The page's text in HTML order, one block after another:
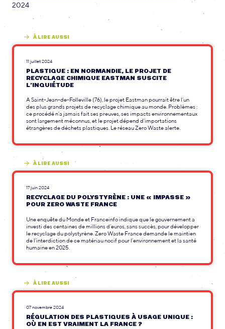
2024
À LIRE AUSSI
11 juillet 2024
PLASTIQUE : EN NORMANDIE, LE PROJET DE
RECYCLAGE CHIMIQUE EASTMAN SUSCITE
L’INQUIÉTUDE
A Saint-Jean-de-Folleville (76), le projet Eastman pourrait être l’un
des plus grands projets de recyclage chimique au monde. Problèmes :
ce procédé n’a jamais fait ses preuves, ses impacts environnementaux
sont largement méconnus, et le projet dépend d’importations
étrangères de déchets plastiques. Le réseau Zero Waste alerte.
À LIRE AUSSI
17 juin 2024
RECYCLAGE DU POLYSTYRÈNE : UNE « IMPASSE »
POUR ZERO WASTE FRANCE
Une enquête du Monde et Franceinfo indique que le gouvernement a
investi des centaines de millions d’euros, sans succès, pour développer
le recyclage du polystyrène. Zero Waste France demande le maintien
de l’interdiction de ce matériau nocif pour l’environnement et la santé
humaine en 2025.
À LIRE AUSSI
07 novembre 2024
RÉGULATION DES PLASTIQUES À USAGE UNIQUE :
OÙ EN EST VRAIMENT LA FRANCE ?